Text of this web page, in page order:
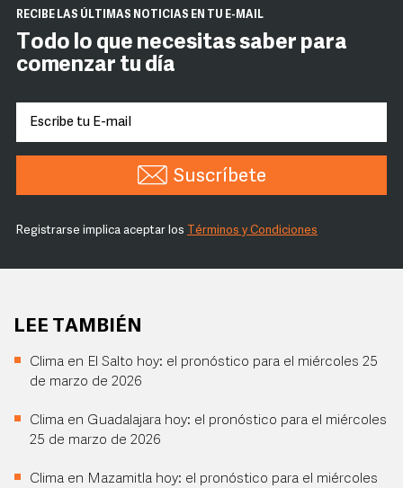
RECIBE LAS ÚLTIMAS NOTICIAS EN TU E-MAIL
Todo lo que necesitas saber para
comenzar tu día
Suscríbete
Registrarse implica aceptar los Términos y Condiciones
LEE TAMBIÉN
Clima en El Salto hoy: el pronóstico para el miércoles 25
de marzo de 2026
Clima en Guadalajara hoy: el pronóstico para el miércoles
25 de marzo de 2026
Clima en Mazamitla hoy: el pronóstico para el miércoles